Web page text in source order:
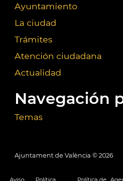
Ayuntamiento
La ciudad
Trámites
Atención ciudadana
Actualidad
Navegación
Temas
Ajuntament de València © 2026
Aviso Política Política de